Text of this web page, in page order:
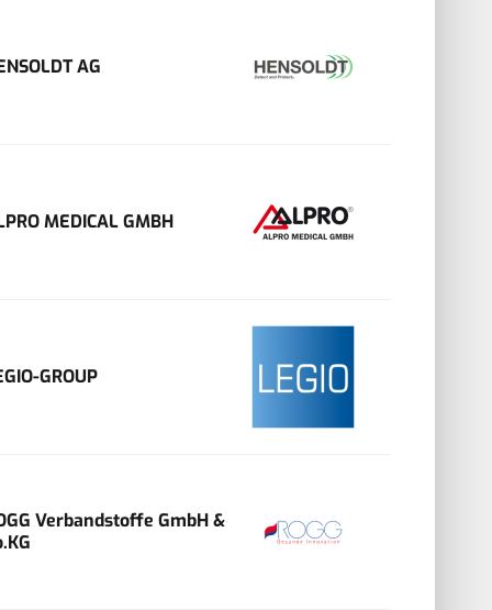
AG
MEDICAL GMBH
GROUP
Verbandstoffe GmbH &